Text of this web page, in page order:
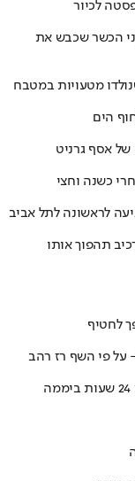
לכיור
הכשר שכבש את
מטעויות במטבח
אסף גרניט
כשנה וחצי
לראשונה לתל אביב
תהפוך אותו
לחטיף
- על פי השף רז רהב